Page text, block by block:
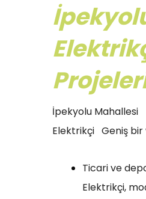
İpekyolu Mahallesi
Elektrikçi Geniş bir
Ticari ve
Elektrikçi,